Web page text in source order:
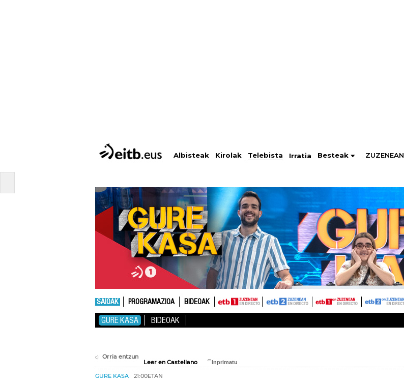
Albisteak Kirolak Telebista Irratia Besteak ZUZENEAN
SAIOAK PROGRAMAZIOA BIDEOAK
GURE KASA BIDEOAK
Orria entzun
Leer en Castellano
GURE KASA 21:00ETAN